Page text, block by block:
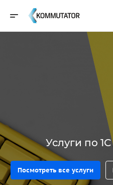
Услуги по
Посмотреть все услуги